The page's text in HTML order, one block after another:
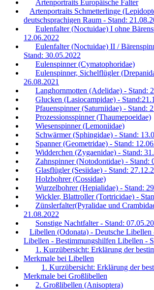
Artenportraits Europäische Falter
Artenportraits Schmetterlinge
deutschsprachigen Raum - Stand:
Eulenfalter (Noctuidae) I ohne
12.06.2022
Eulenfalter (Noctuidae) II /
Stand: 30.05.2022
Eulenspinner (Cymatophoridae)
Eulenspinner, Sichelflügler
26.08.2021
Langhornmotten (Adelidae) - Stand:
Glucken (Lasiocampidae) -
Pfauenspinner (Saturniidae) - Stand:
Prozessionsspinner (Thaumepoeidae)
Wiesenspinner (Lemoniidae)
Schwärmer (Sphingidae) - Stand:
Spanner (Geometridae) - Stand:
Widderchen (Zygaenidae) - Stand:
Zahnspinner (Notodontidae) - Stand:
Glasflügler (Sesiidae) - Stand:
Holzbohrer (Cossidae)
Wurzelbohrer (Hepialidae) - Stand:
Wickler, Blattroller (Tortricidae) -
Zünslerfalter(Pyralidae und
21.08.2022
Sonstige Nachtfalter - Stand:
Libellen (Odonata) - Deutsche Libellen
Libellen - Bestimmungshilfen Libellen -
1. Kurzübersicht: Erklärung der
Merkmale bei Libellen
1. Kurzübersicht: Erklärung der
Merkmale bei Großlibellen
2. Großlibellen (Anisoptera)